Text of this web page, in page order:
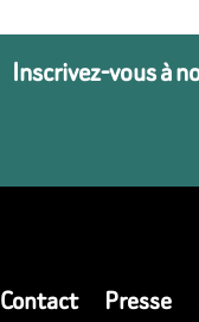
Inscrivez-vous à
Contact Presse